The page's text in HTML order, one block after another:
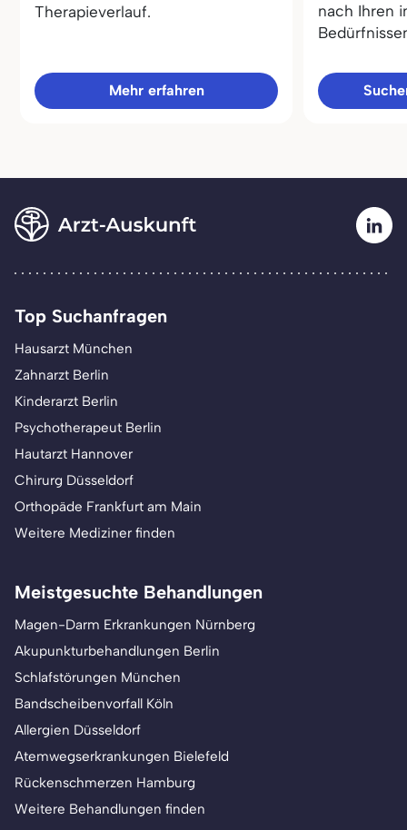
Therapieverlauf.
Mehr erfahren
nach Ihren
Top Suchanfragen
Hausarzt München
Zahnarzt Berlin
Kinderarzt Berlin
Psychotherapeut Berlin
Hautarzt Hannover
Chirurg Düsseldorf
Orthopäde Frankfurt am Main
Weitere Mediziner finden
Meistgesuchte Behandlungen
Magen-Darm Erkrankungen Nürnberg
Akupunkturbehandlungen Berlin
Schlafstörungen München
Bandscheibenvorfall Köln
Allergien Düsseldorf
Atemwegserkrankungen Bielefeld
Rückenschmerzen Hamburg
Weitere Behandlungen finden